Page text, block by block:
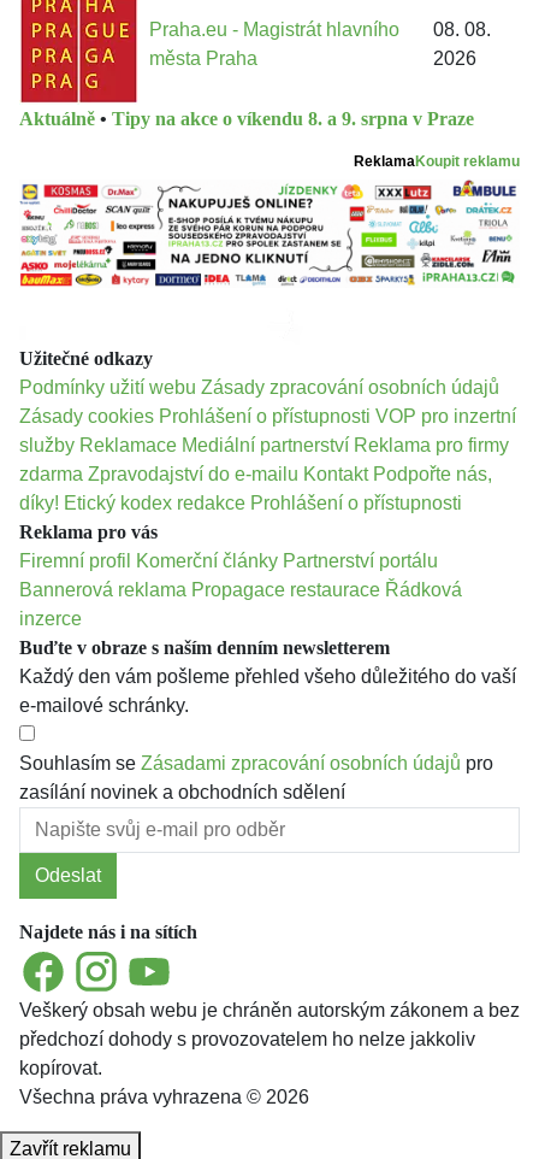
Praha.eu - Magistrát hlavního
města Praha
08. 08.
2026
Aktuálně • Tipy na akce o víkendu 8. a 9. srpna v Praze
ReklamaKoupit reklamu
Užitečné odkazy
Podmínky užití webu Zásady zpracování osobních údajů
Zásady cookies Prohlášení o přístupnosti VOP pro inzertní
služby Reklamace Mediální partnerství Reklama pro firmy
zdarma Zpravodajství do e-mailu Kontakt Podpořte nás,
díky! Etický kodex redakce Prohlášení o přístupnosti
Reklama pro vás
Firemní profil
Komerční články Partnerství portálu
Bannerová reklama Propagace restaurace Řádková
inzerce
Buďte v obraze s naším denním newsletterem
Každý den vám pošleme přehled všeho důležitého do vaší
e-mailové schránky.
Souhlasím se Zásadami zpracování osobních údajů pro
zasílání novinek a obchodních sdělení
Odeslat
Najdete nás i na sítích
FacebookInstagramYouTube
Veškerý obsah webu je chráněn autorským zákonem a bez
předchozí dohody s provozovatelem ho nelze jakkoliv
kopírovat.
Všechna práva vyhrazena © 2026
Zavřít reklamu